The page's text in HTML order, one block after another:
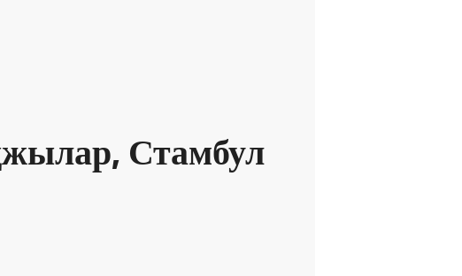
Стамбул